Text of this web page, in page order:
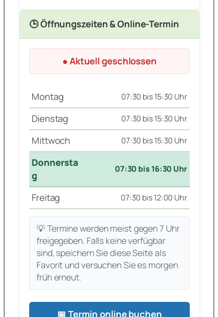
🕒 Öffnungszeiten & Online-Termin
● Aktuell geschlossen
Montag 07:30 bis 15:30 Uhr
Dienstag 07:30 bis 15:30 Uhr
Mittwoch 07:30 bis 15:30 Uhr
Donnersta
g
07:30 bis 16:30 Uhr
Freitag 07:30 bis 12:00 Uhr
💡 Termine werden meist gegen 7 Uhr
freigegeben. Falls keine verfügbar
sind, speichern Sie diese Seite als
Favorit und versuchen Sie es morgen
früh erneut.
📅 Termin online buchen